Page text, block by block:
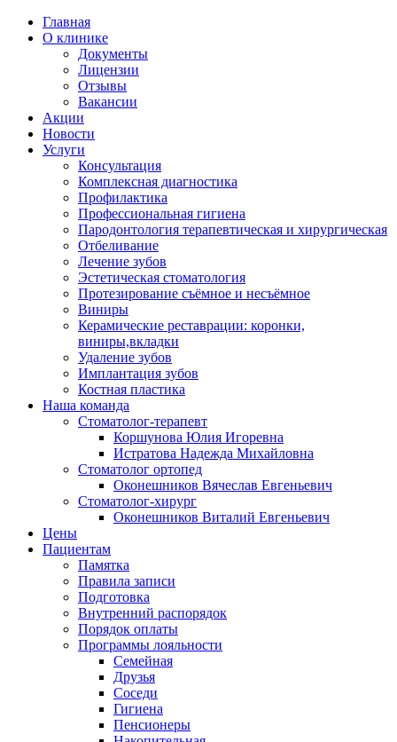
Главная
О клинике
Документы
Лицензии
Отзывы
Вакансии
Акции
Новости
Услуги
Консультация
Комплексная диагностика
Профилактика
Профессиональная гигиена
Пародонтология терапевтическая и хирургическая
Отбеливание
Лечение зубов
Эстетическая стоматология
Протезирование съёмное и несъёмное
Виниры
Керамические реставрации: коронки,
виниры,вкладки
Удаление зубов
Имплантация зубов
Костная пластика
Наша команда
Стоматолог-терапевт
Коршунова Юлия Игоревна
Истратова Надежда Михайловна
Cтоматолог ортопед
Оконешников Вячеслав Евгеньевич
Cтоматолог-хирург
Оконешников Виталий Евгеньевич
Цены
Пациентам
Памятка
Правила записи
Подготовка
Внутренний распорядок
Порядок оплаты
Программы лояльности
Семейная
Друзья
Соседи
Гигиена
Пенсионеры